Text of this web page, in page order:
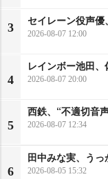
3
セイレーン役声優
2026-08-07 12:00
4
レインボー池田
2026-08-07 20:00
5
西鉄、“不適切音
2026-08-07 12:34
6
田中みな実、うっ
2026-08-05 15:32